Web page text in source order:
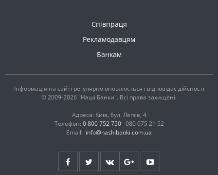
Співпраця
Рекламодавцям
Банкам
Інформація на сайті регулярно оновлюється і відповідає дійсності
© 2009-2026 "Наші Банки". Всі права захищені.
Адреса: Київ, бул. Лепсе, 4
Телефон: 0 800 752 750 080 075 21 52
Email: info@nashibanki.com.ua